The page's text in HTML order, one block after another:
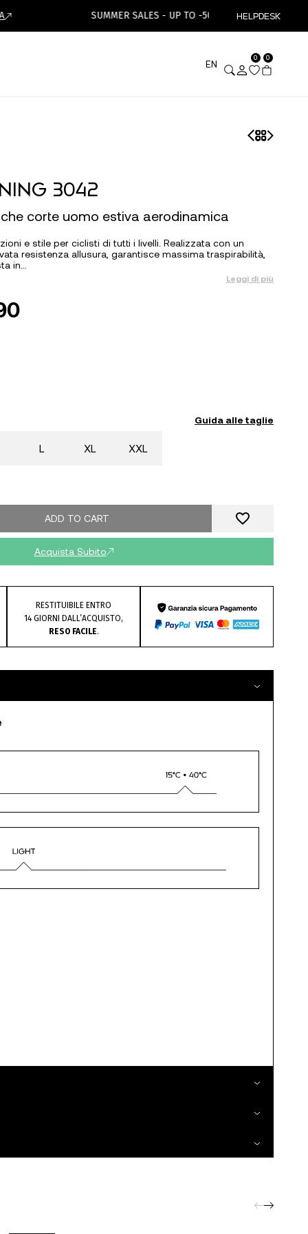
SUMMER SALES - UP TO -50% HELPDESK
EN
0 0
3042
corte uomo estiva aerodinamica
e stile per ciclisti di tutti i livelli. Realizzata con un
resistenza allusura, garantisce massima traspirabilità,
in…
Leggi di più
Guida alle taglie
L XL XXL
ADD TO CART
Acquista Subito
RESTITUIBILE ENTRO
14 GIORNI DALL’ACQUISTO,
RESO FACILE.